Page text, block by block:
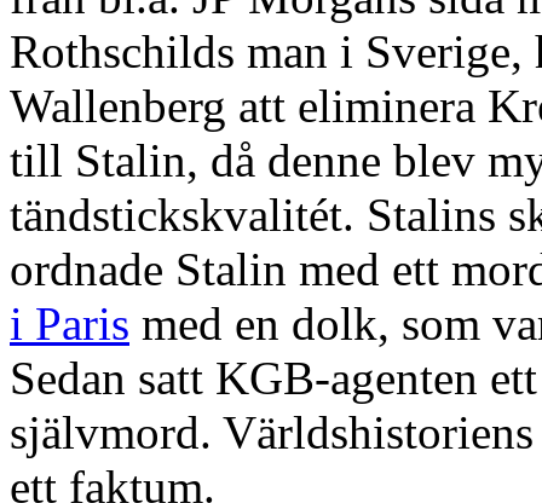
Rothschilds man i Sverige,
Wallenberg att eliminera
till Stalin, då denne blev
tändstickskvalitét. Stalins
ordnade Stalin med ett
i Paris med en dolk, som
Sedan satt KGB-agenten
självmord.
ett faktum.